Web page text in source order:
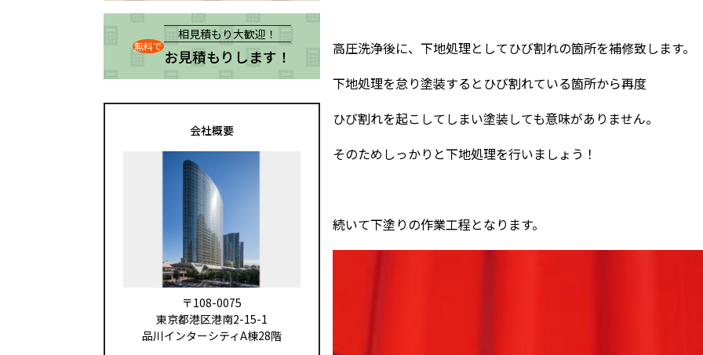
高圧洗浄後に、下地処理としてひび割れの箇所を補修致します。
下地処理を怠り塗装するとひび割れている箇所から再度
ひび割れを起こしてしまい塗装しても意味がありません。
そのためしっかりと下地処理を行いましょう！
続いて下塗りの作業工程となります。
無料で
相見積もり大歓迎！
お見積もりします！
会社概要
〒108-0075
東京都港区港南2-15-1
品川インターシティA棟28階